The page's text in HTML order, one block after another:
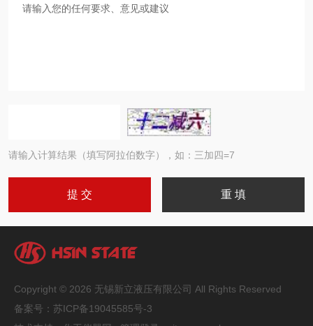
请输入计算结果（填写阿拉伯数字），如：三加四=7
Copyright © 2026 无锡新立液压有限公司 All Rights Reserved
备案号： 苏ICP备19045585号-3